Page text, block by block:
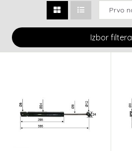
Izbor filtera